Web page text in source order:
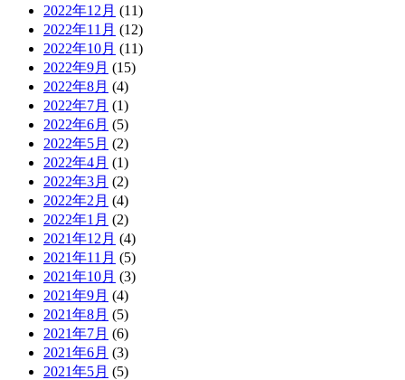
2022年12月 (11)
2022年11月 (12)
2022年10月 (11)
2022年9月 (15)
2022年8月 (4)
2022年7月 (1)
2022年6月 (5)
2022年5月 (2)
2022年4月 (1)
2022年3月 (2)
2022年2月 (4)
2022年1月 (2)
2021年12月 (4)
2021年11月 (5)
2021年10月 (3)
2021年9月 (4)
2021年8月 (5)
2021年7月 (6)
2021年6月 (3)
2021年5月 (5)